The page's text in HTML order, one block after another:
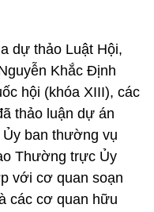
dự thảo Luật Hội,
Khắc Định
hội (khóa XIII), các
thảo luận dự án
ban thường vụ
Thường trực Ủy
với cơ quan soạn
các cơ quan hữu